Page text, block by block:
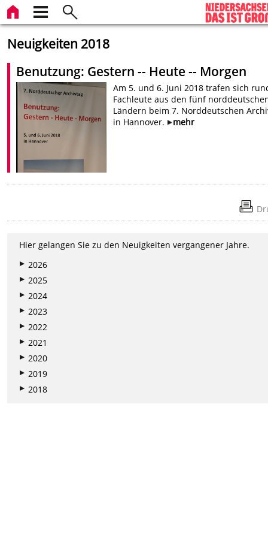
Neuigkeiten 2018
Benutzung: Gestern -- Heute -- Morgen
Am 5. und 6. Juni 2018 trafen sich
Fachleute aus den fünf
Ländern beim 7. Norddeutschen
in Hannover.
mehr
Hier gelangen Sie zu den Neuigkeiten vergangener Jahre.
2026
2025
2024
2023
2022
2021
2020
2019
2018